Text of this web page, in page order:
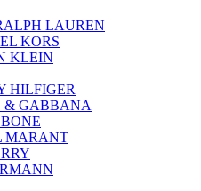
LAUREN
KORS
KLEIN
HILFIGER
& GABBANA
MARANT